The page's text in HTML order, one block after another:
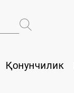
Қонунчилик